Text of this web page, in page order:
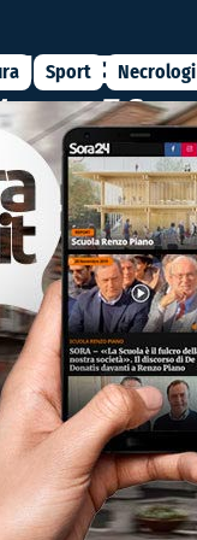
Sport Necrologi